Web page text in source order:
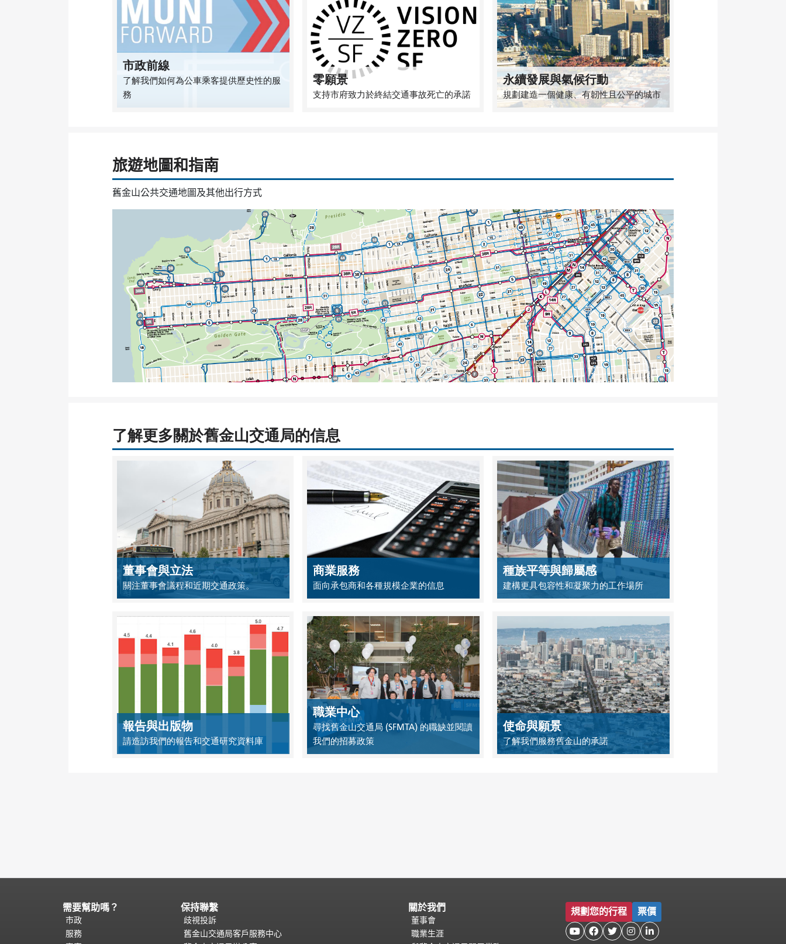
市政前線
了解我們如何為公車乘客提供歷史性的服
務
零願景
支持市府致力於終結交通事故死亡的承諾
永續發展與氣候行動
規劃建造一個健康、有韌性且公平的城市
旅遊地圖和指南
舊金山公共交通地圖及其他出行方式
了解更多關於舊金山交通局的信息
董事會與立法
關注董事會議程和近期交通政策。
商業服務
面向承包商和各種規模企業的信息
種族平等與歸屬感
建構更具包容性和凝聚力的工作場所
報告與出版物
請造訪我們的報告和交通研究資料庫
職業中心
尋找舊金山交通局 (SFMTA) 的職缺並閱讀
我們的招募政策
使命與願景
了解我們服務舊金山的承諾
頁
面
內
需要幫助嗎？
市政
服務
保持聯繫
歧視投訴
舊金山交通局客戶服務中心
關於我們
董事會
職業生涯
規劃您的行程 票價
    